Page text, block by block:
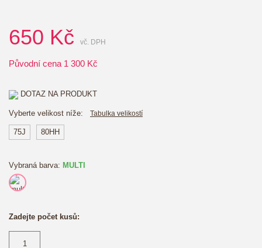
650 Kč vč. DPH
Původní cena 1 300 Kč
DOTAZ NA PRODUKT
Vyberte velikost níže: Tabulka velikostí
75J 80HH
Vybraná barva: MULTI
Zadejte počet kusů: